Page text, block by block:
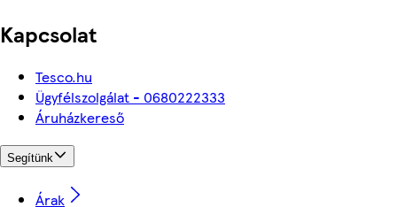
Kapcsolat
Tesco.hu
Ügyfélszolgálat - 0680222333
Áruházkereső
Segítünk
Árak